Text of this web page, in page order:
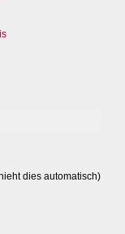
dies automatisch)